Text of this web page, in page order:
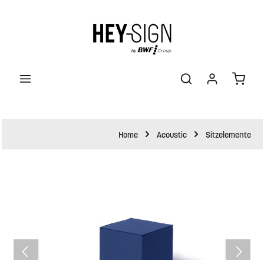
Home Acoustic Sitzelemente